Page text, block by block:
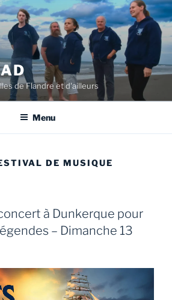
de Flandre et d'ailleurs
Menu
DE MUSIQUE
à Dunkerque pour
– Dimanche 13